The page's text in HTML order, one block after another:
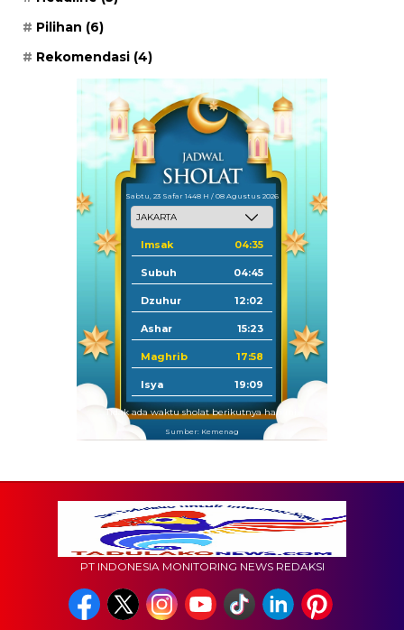
Pilihan (6)
Rekomendasi (4)
Sabtu, 23 Safar 1448 H / 08 Agustus 2026
Imsak 04:35
Subuh 04:45
Dzuhur 12:02
Ashar 15:23
Maghrib 17:58
Isya 19:09
Tidak ada waktu sholat berikutnya hari ini.
Sumber: Kemenag
PT INDONESIA MONITORING NEWS REDAKSI